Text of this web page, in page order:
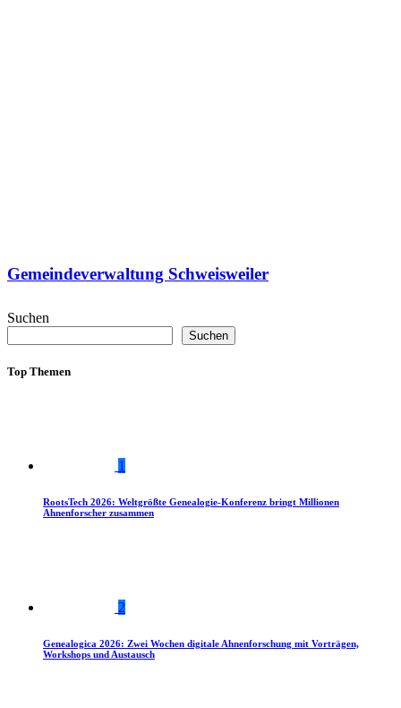
Gemeindeverwaltung Schweisweiler
Suchen
Suchen
Top Themen
1
RootsTech 2026: Weltgrößte Genealogie-Konferenz bringt Millionen
Ahnenforscher zusammen
2
Genealogica 2026: Zwei Wochen digitale Ahnenforschung mit Vorträgen,
Workshops und Austausch